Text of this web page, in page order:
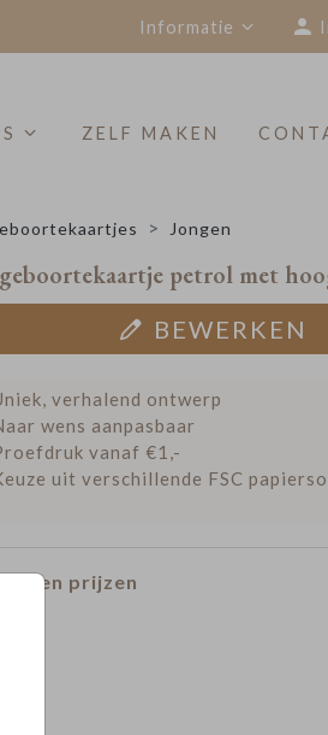
Informatie
ZELF MAKEN
Jongen
petrol met
BEWERKEN
verhalend ontwerp
wens aanpasbaar
vanaf €1,-
uit verschillende FSC
en prijzen